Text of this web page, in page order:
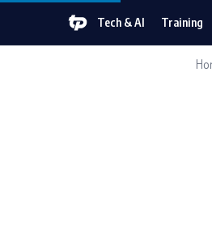
Tech & AI Training